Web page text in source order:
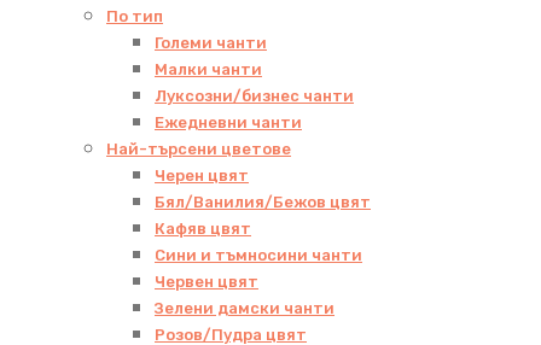
По тип
Големи чанти
Малки чанти
Луксозни/бизнес чанти
Ежедневни чанти
Най-търсени цветове
Черен цвят
Бял/Ванилия/Бежов цвят
Кафяв цвят
Сини и тъмносини чанти
Червен цвят
Зелени дамски чанти
Розов/Пудра цвят